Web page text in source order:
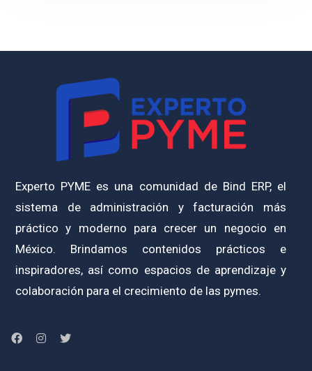
Experto PYME es una comunidad de Bind ERP, el
sistema de administración y facturación más
práctico y moderno para crecer un negocio en
México. Brindamos contenidos prácticos e
inspiradores, así como espacios de aprendizaje y
colaboración para el crecimiento de las pymes.